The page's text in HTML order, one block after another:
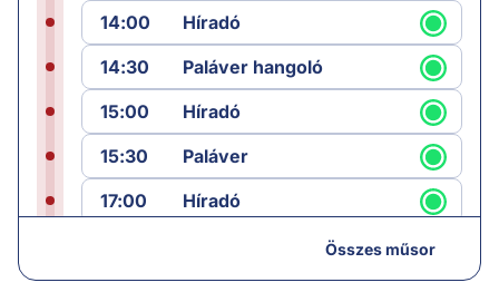
14:00
Híradó
14:30
Paláver hangoló
15:00
Híradó
15:30
Paláver
17:00
Híradó
Összes műsor